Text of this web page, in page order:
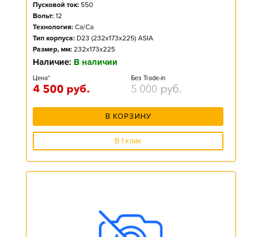
Пусковой ток: 550
Вольт: 12
Технология: Ca/Ca
Тип корпуса: D23 (232x173x225) ASIA
Размер, мм: 232x173x225
Наличие: В наличии
Цена*
4 500 руб.
Без Trade-in
5 000 руб.
В КОРЗИНУ
В 1 клик